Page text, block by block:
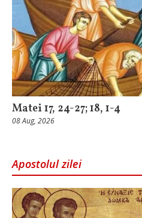
Matei 17, 24-27; 18, 1-4
08 Aug, 2026
Apostolul zilei